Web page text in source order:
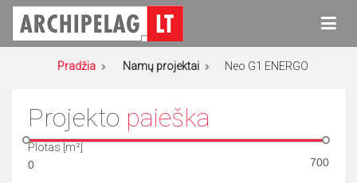
Eiti
turinio
Archipelag
Namų projektai
Pradžia Namų projektai Neo G1 ENERGO
Projekto paieška
Plotas [m²]